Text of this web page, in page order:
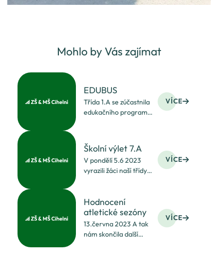
Mohlo by Vás zajímat
EDUBUS
Třída 1.A se zúčastnila
edukačního programu,
určeného
k programování.
Jedná se o nový
způsob, jak žáky učit
VÍCE
Školní výlet 7.A
V pondělí 5.6 2023
vyrazili žáci naší třídy
naplánovaly místo
i aktivity. Cílem byla
Ostrava, kde děti
navštívily muzeum a
VÍCE
Hodnocení
atletické sezóny
13.června 2023 A tak
nám skončila další
VÍCE